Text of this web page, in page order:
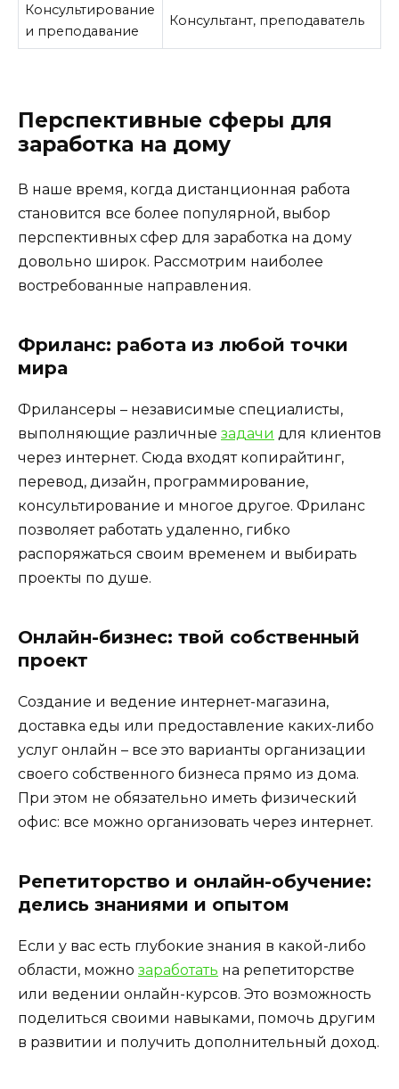
Консультирование
и преподавание
Консультант, преподаватель
Перспективные сферы для
заработка на дому
В наше время, когда дистанционная работа
становится все более популярной, выбор
перспективных сфер для заработка на дому
довольно широк. Рассмотрим наиболее
востребованные направления.
Фриланс: работа из любой точки
мира
Фрилансеры – независимые специалисты,
выполняющие различные задачи для клиентов
через интернет. Сюда входят копирайтинг,
перевод, дизайн, программирование,
консультирование и многое другое. Фриланс
позволяет работать удаленно, гибко
распоряжаться своим временем и выбирать
проекты по душе.
Онлайн-бизнес: твой собственный
проект
Создание и ведение интернет-магазина,
доставка еды или предоставление каких-либо
услуг онлайн – все это варианты организации
своего собственного бизнеса прямо из дома.
При этом не обязательно иметь физический
офис: все можно организовать через интернет.
Репетиторство и онлайн-обучение:
делись знаниями и опытом
Если у вас есть глубокие знания в какой-либо
области, можно заработать на репетиторстве
или ведении онлайн-курсов. Это возможность
поделиться своими навыками, помочь другим
в развитии и получить дополнительный доход.